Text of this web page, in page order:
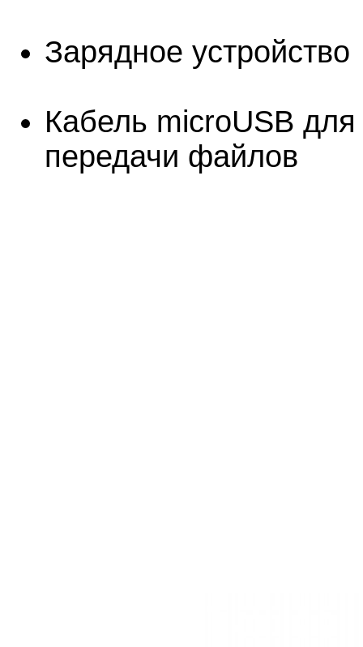
Зарядное устройство
Кабель microUSB
передачи файлов